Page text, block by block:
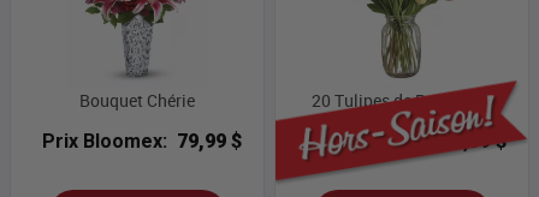
Bouquet Chérie
Prix Bloomex: 79,99 $
20 Tulipes de Printemps
Prix Bloomex: 69,99 $